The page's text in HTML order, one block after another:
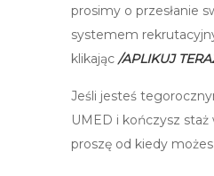
prosimy o przesłanie
systemem
klikając /APLIKUJ
Jeśli jesteś
UMED i kończysz
proszę od kiedy